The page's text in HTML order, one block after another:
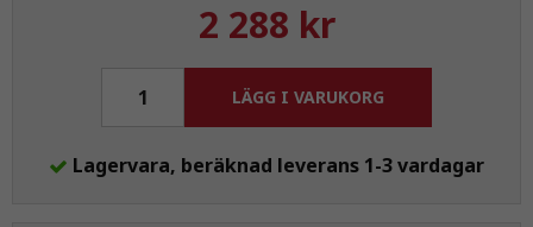
2 288 kr
LÄGG I VARUKORG
Lagervara, beräknad leverans 1-3 vardagar